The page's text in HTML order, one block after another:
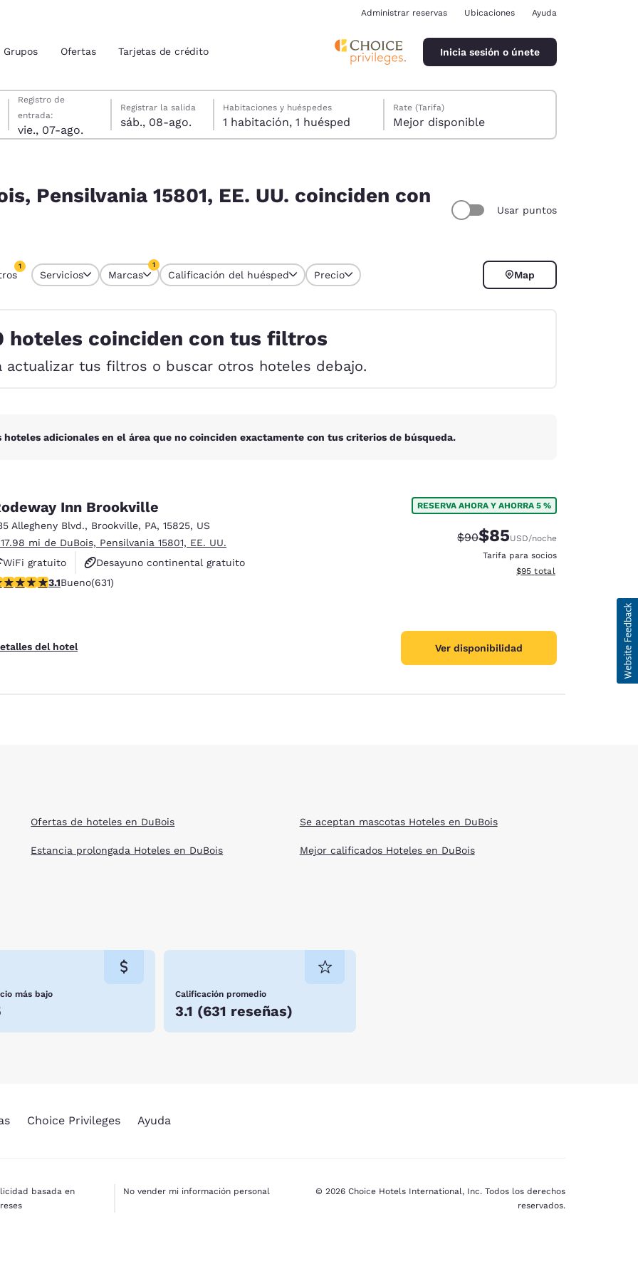
actuales
Latin America
English
Canada
English
Español English
France France
Administrar reservas Ubicaciones Ayuda
Grupos Ofertas Tarjetas de crédito Inicia sesión o únete
viernes, 7 de agosto
Registro de
entrada:
vie., 07-ago.
sábado, 8 de agosto
Registrar la salida
sáb., 08-ago.
sábado, 8 de agosto fecha de check-out seleccionada
viernes, 7 de agosto fecha de check-in seleccionada
Habitaciones y huéspedes
1 habitación, 1 huésped
Rate (Tarifa)
Mejor disponible
Pensilvania 15801, EE. UU. coinciden con
Usar puntos
1
seleccionado actualmente
Servicios Marcas
1
Calificación del huésped Precio Map
hoteles coinciden con tus filtros
actualizar tus filtros o buscar otros hoteles debajo.
adicionales en el área que no coinciden exactamente con tus criterios de búsqueda.
Inn Brookville
Allegheny Blvd., Brookville, PA, 15825, US
17.98 mi de DuBois, Pensilvania 15801, EE. UU.
WiFi gratuito
Desayuno continental gratuito
Se aceptan mascotas
de 3.13 estrellas. Bueno. 631 reseñas
3.1Bueno(631)
del hotel
RESERVA AHORA Y AHORRA 5 %
Precio tachado:
$90Precio con descuento:
$85USD/noche
Tarifa para socios
Ver detalles del total
$95 total
Ver disponibilidad
Ofertas de hoteles en DuBois
Estancia prolongada Hoteles en DuBois
Se aceptan mascotas Hoteles en DuBois
Mejor calificados Hoteles en DuBois
más bajo Calificación promedio
3.1 (631 reseñas)
Choice Privileges Ayuda
basada en
No vender mi información personal
© 2026 Choice Hotels International, Inc. Todos los derechos
reservados.